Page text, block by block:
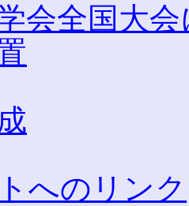
会全国大
へのリンク